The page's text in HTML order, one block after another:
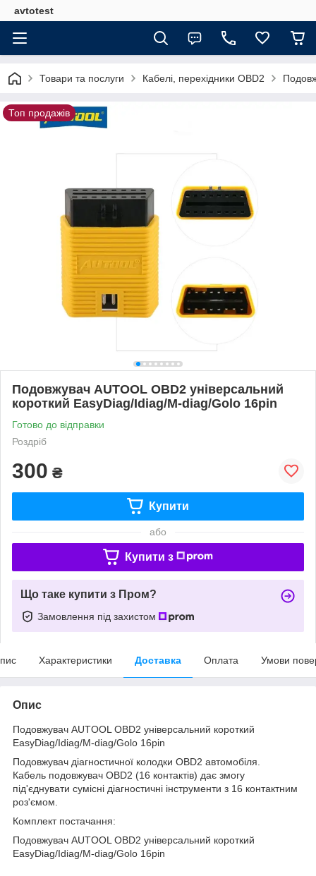
avtotest
Товари та послуги Кабелі, перехідники OBD2
Топ продажів
Подовжувач AUTOOL OBD2 універсальний
короткий EasyDiag/Idiag/M-diag/Golo 16pin
Готово до відправки
Роздріб
300 ₴
Купити
або
Купити з
Що таке купити з Пром?
Замовлення під захистом
Характеристики Доставка Оплата Умови
Опис
Подовжувач AUTOOL OBD2 універсальний короткий
EasyDiag/Idiag/M-diag/Golo 16pin
Подовжувач діагностичної колодки OBD2 автомобіля.
Кабель подовжувач OBD2 (16 контактів) дає змогу
під'єднувати сумісні діагностичні інструменти з 16 контактним
роз'ємом.
Комплект постачання:
Подовжувач AUTOOL OBD2 універсальний короткий
EasyDiag/Idiag/M-diag/Golo 16pin